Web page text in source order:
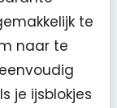
te
naar te
je ijsblokjes